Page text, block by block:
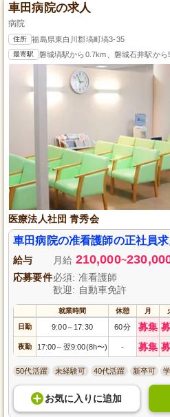
車田病院の求人
病院
住所 福島県東白川郡塙町塙3-35
最寄駅 磐城塙駅から0.7km、磐城石井駅か
医療法人社団 青秀会
車田病院の准看護師の正社員求
給与 月給 210,000~
応募要件必須: 准看護師
歓迎: 自動車免許
就業時間 休憩 月
日勤 9:00～ 17:30 60分 募集
夜勤 17:00～ 翌9:00(8h〜) - 募集
50代活躍 未経験可 40代活躍 新卒可
お気に入り に追加